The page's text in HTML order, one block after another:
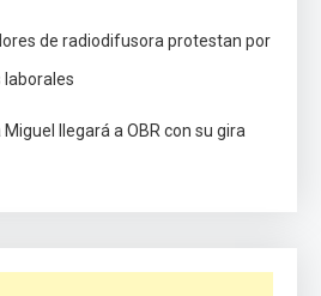
de radiodifusora protestan por
laborales
llegará a OBR con su gira